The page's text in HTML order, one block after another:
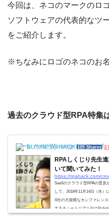
今回は、ネコのマークのロ
ソフトウェアの代表的なツ
をご紹介します。
※ちなみにロゴのネコのお
過去のクラウド型RPA特集
BUSINESS HACK 105 Shares 3
RPAしくじり先生
いて聞いてみた！
https://rpahack.com/
SaaSのクラウド型RPAの普及
して、2018年11月14日（水）
X社の大規模なカンファレン
するチュートリアル社の